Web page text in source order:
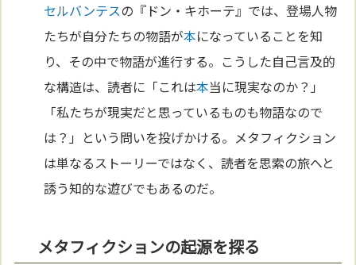
セルバンテスの『ドン・キホーテ』では、登場人物
たちが自分たちの物語が本になっていることを知
り、その中で物語が進行する。こうした自己言及的
な構造は、読者に「これは本当に現実なのか？」
「私たちが現実だと思っているものも物語なので
は？」という問いを投げかける。メタフィクション
は単なるストーリーではなく、読者を思索の旅へと
誘う知的な遊びでもあるのだ。
メタフィクションの起源を探る